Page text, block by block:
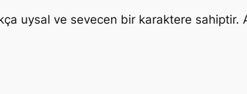
uysal ve sevecen bir karaktere sahiptir.